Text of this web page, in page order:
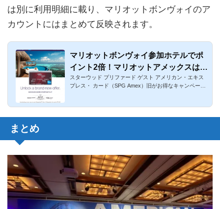
は別に利用明細に載り、マリオットボンヴォイのア
カウントにはまとめて反映されます。
マリオットボンヴォイ参加ホテルでポ
イント2倍！マリオットアメックスは高
還元でお得
スターウッド プリファード ゲスト アメリカン・エキス
プレス・ カード（SPG Amex）旧がお得なキャンペーン
まとめ